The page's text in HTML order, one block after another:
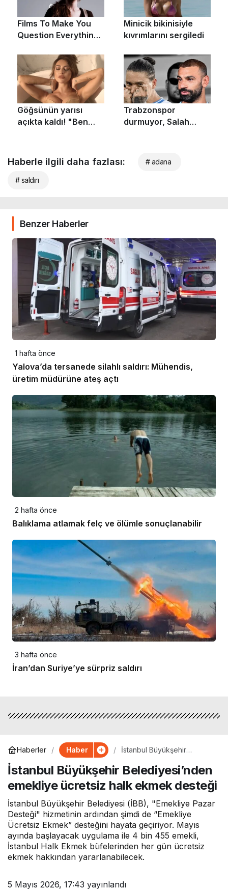
Haberle ilgili daha fazlası: # adana
# saldırı
Benzer Haberler
1 hafta önce
Yalova’da tersanede silahlı saldırı: Mühendis,
üretim müdürüne ateş açtı
2 hafta önce
Balıklama atlamak felç ve ölümle sonuçlanabilir
3 hafta önce
İran’dan Suriye’ye sürpriz saldırı
Haberler Haber
İstanbul Büyükşehir
ücretsiz halk ekmek
desteği
İstanbul Büyükşehir Belediyesi’nden
emekliye ücretsiz halk ekmek desteği
İstanbul Büyükşehir Belediyesi (İBB), "Emekliye Pazar
Desteği" hizmetinin ardından şimdi de “Emekliye
Ücretsiz Ekmek” desteğini hayata geçiriyor. Mayıs
ayında başlayacak uygulama ile 4 bin 455 emekli,
İstanbul Halk Ekmek büfelerinden her gün ücretsiz
ekmek hakkından yararlanabilecek.
5 Mayıs 2026, 17:43 yayınlandı